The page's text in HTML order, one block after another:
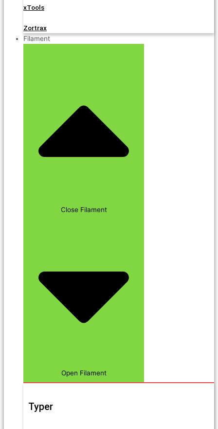
xTools
Zortrax
Filament
Close Filament
Open Filament
Typer